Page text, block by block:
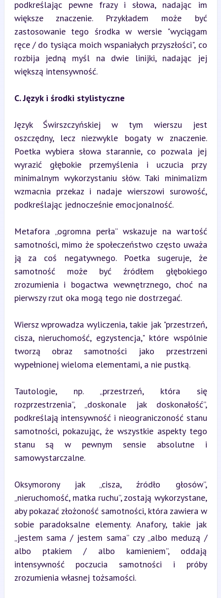
podkreślając pewne frazy i słowa, nadając im
większe znaczenie. Przykładem może być
zastosowanie tego środka w wersie "wyciągam
ręce / do tysiąca moich wspaniałych przyszłości", co
rozbija jedną myśl na dwie linijki, nadając jej
większą intensywność.
C. Język i środki stylistyczne
Język Świrszczyńskiej w tym wierszu jest
oszczędny, lecz niezwykle bogaty w znaczenie.
Poetka wybiera słowa starannie, co pozwala jej
wyrazić głębokie przemyślenia i uczucia przy
minimalnym wykorzystaniu słów. Taki minimalizm
wzmacnia przekaz i nadaje wierszowi surowość,
podkreślając jednocześnie emocjonalność.
Metafora „ogromna perła” wskazuje na wartość
samotności, mimo że społeczeństwo często uważa
ją za coś negatywnego. Poetka sugeruje, że
samotność może być źródłem głębokiego
zrozumienia i bogactwa wewnętrznego, choć na
pierwszy rzut oka mogą tego nie dostrzegać.
Wiersz wprowadza wyliczenia, takie jak "przestrzeń,
cisza, nieruchomość, egzystencja," które wspólnie
tworzą obraz samotności jako przestrzeni
wypełnionej wieloma elementami, a nie pustką.
Tautologie, np. „przestrzeń, która się
rozprzestrzenia”, „doskonale jak doskonałość”,
podkreślają intensywność i nieograniczoność stanu
samotności, pokazując, że wszystkie aspekty tego
stanu są w pewnym sensie absolutne i
samowystarczalne.
Oksymorony jak „cisza, źródło głosów”,
„nieruchomość, matka ruchu”, zostają wykorzystane,
aby pokazać złożoność samotności, która zawiera w
sobie paradoksalne elementy. Anafory, takie jak
„jestem sama / jestem sama” czy „albo meduzą /
albo ptakiem / albo kamieniem”, oddają
intensywność poczucia samotności i próby
zrozumienia własnej tożsamości.